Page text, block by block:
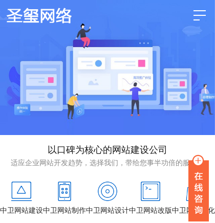
以口碑为核心的网站建设公司
适应企业网站开发趋势，选择我们，带给您事半功倍的服务！
中卫网站建设中卫网站制作中卫网站设计中卫网站改版中卫网站优化